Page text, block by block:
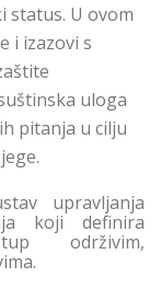
status. U ovom
i izazovi s
uloga
pitanja u cilju
upravljanja
koji definira
održivim,